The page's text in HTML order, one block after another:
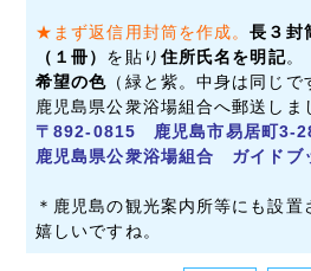
★まず返信用封筒を作成。長３封
（１冊） を貼り 住所氏名を明記。
希望の色 （緑と紫。中身は同じで
鹿児島県公衆浴場組合へ郵送しま
〒892-0815 鹿児島市易居町3-
鹿児島県公衆浴場組合 ガイドブ
＊ 鹿児島の観光案内所等にも設置
嬉しいですね。